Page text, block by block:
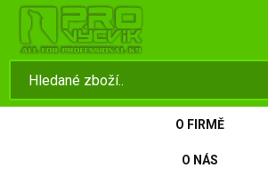
O FIRMĚ
O NÁS